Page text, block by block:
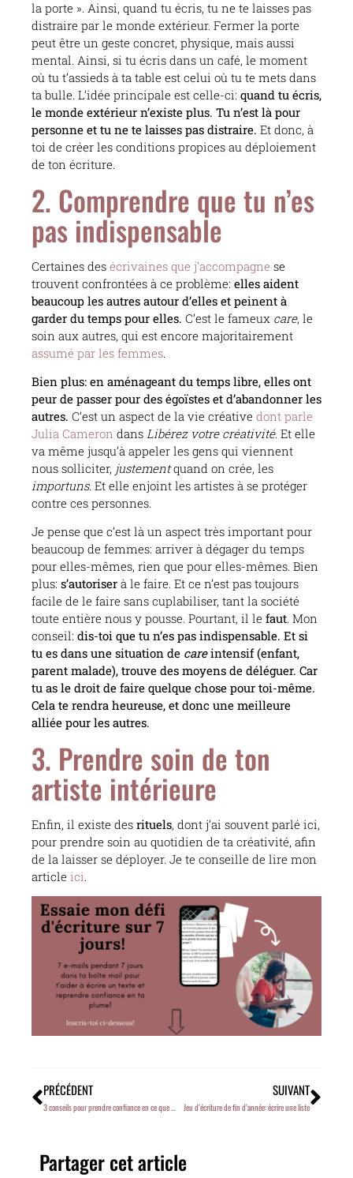
la porte ». Ainsi, quand tu écris, tu ne te laisses pas
distraire par le monde extérieur. Fermer la porte
peut être un geste concret, physique, mais aussi
mental. Ainsi, si tu écris dans un café, le moment
où tu t’assieds à ta table est celui où tu te mets dans
ta bulle. L’idée principale est celle-ci: quand tu écris,
le monde extérieur n’existe plus. Tu n’est là pour
personne et tu ne te laisses pas distraire. Et donc, à
toi de créer les conditions propices au déploiement
de ton écriture.
2. Comprendre que tu n’es
pas indispensable
Certaines des écrivaines que j’accompagne se
trouvent confrontées à ce problème: elles aident
beaucoup les autres autour d’elles et peinent à
garder du temps pour elles. C’est le fameux care, le
soin aux autres, qui est encore majoritairement
assumé par les femmes.
Bien plus: en aménageant du temps libre, elles ont
peur de passer pour des égoïstes et d’abandonner les
autres. C’est un aspect de la vie créative dont parle
Julia Cameron dans Libérez votre créativité. Et elle
va même jusqu’à appeler les gens qui viennent
nous solliciter, justementquand on crée, les
importuns. Et elle enjoint les artistes à se protéger
contre ces personnes.
Je pense que c’est là un aspect très important pour
beaucoup de femmes: arriver à dégager du temps
pour elles-mêmes, rien que pour elles-mêmes. Bien
plus: s’autoriser à le faire. Et ce n’est pas toujours
facile de le faire sans cuplabiliser, tant la société
toute entière nous y pousse. Pourtant, il le faut. Mon
conseil: dis-toi que tu n’es pas indispensable. Et si
tu es dans une situation de careintensif (enfant,
parent malade), trouve des moyens de déléguer. Car
tu as le droit de faire quelque chose pour toi-même.
Cela te rendra heureuse, et donc une meilleure
alliée pour les autres.
3. Prendre soin de ton
artiste intérieure
Enfin, il existe des rituels, dont j’ai souvent parlé ici,
pour prendre soin au quotidien de ta créativité, afin
de la laisser se déployer. Je te conseille de lire mon
article ici.
PRÉCÉDENT
3 conseils pour prendre confiance en ce que tu as à dire
SUIVANT
Jeu d’écriture de fin d’année: écrire une liste
Partager cet article